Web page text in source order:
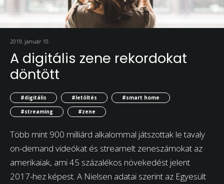
2019. január 10.
A digitális zene rekordokat
döntött
#digitális #letöltés
#smart home
#streaming
#zene
Több mint 900 milliárd alkalommal játszottak le tavaly
on-demand videókat és streamelt zeneszámokat az
amerikaiak, ami 45 százalékos növekedést jelent
2017-hez képest. A Nielsen adatai szerint az Egyesült